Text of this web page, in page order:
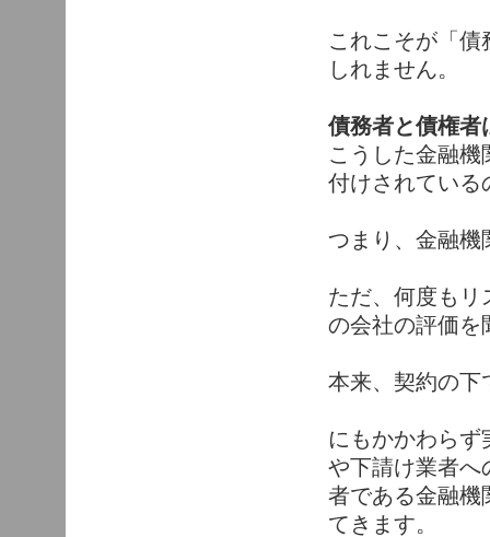
これこそが「
しれません。
債務者と債権者
こうした金融
付けされている
つまり、金融機
ただ、何度もリ
の会社の評価
本来、契約の下
にもかかわら
や下請け業者へ
者である金融機
てきます。